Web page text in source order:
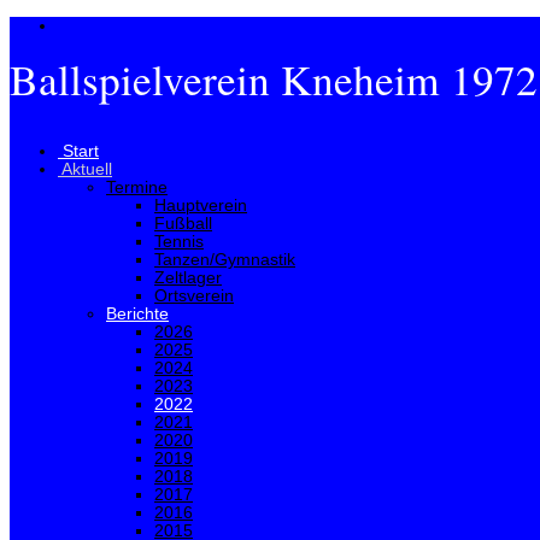
Ballspielverein Kneheim
Start
Aktuell
Termine
Hauptverein
Fußball
Tennis
Tanzen/Gymnastik
Zeltlager
Ortsverein
Berichte
2026
2025
2024
2023
2022
2021
2020
2019
2018
2017
2016
2015